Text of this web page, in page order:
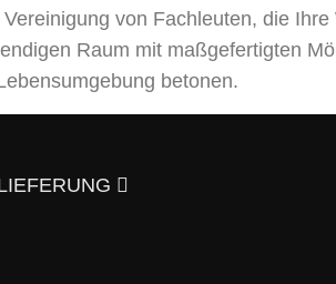
von Fachleuten, die
Raum mit maßgefertigten
betonen.
und italienischen Stil an. Hier